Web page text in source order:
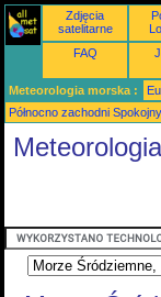
Zdjęcia
satelitarne
FAQ
Meteorologia morska :
Północno zachodni Spokojny